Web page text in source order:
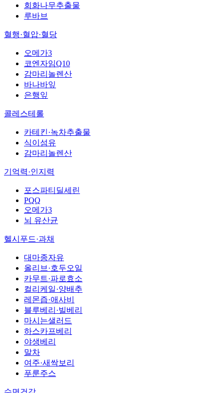
회화나무추출물
루바브
혈행·혈압·혈당
오메가3
코엔자임Q10
감마리놀렌산
바나바잎
은행잎
콜레스테롤
카테킨·녹차추출물
식이섬유
감마리놀렌산
기억력·인지력
포스파티딜세린
PQQ
오메가3
뇌 유산균
헬시푸드·과채
대마종자유
올리브·호두오일
카무트·파로효소
컬리케일·양배추
레몬즙·애사비
블루베리·빌베리
마시는샐러드
하스카프베리
야생베리
말차
여주·새싹보리
푸룬주스